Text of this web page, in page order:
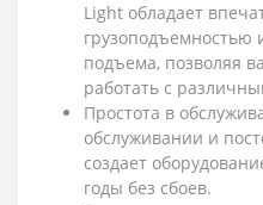
Light обладает
подъема, позволяя
работать с
Простота в
обслуживании и
создает
годы без сбоев.